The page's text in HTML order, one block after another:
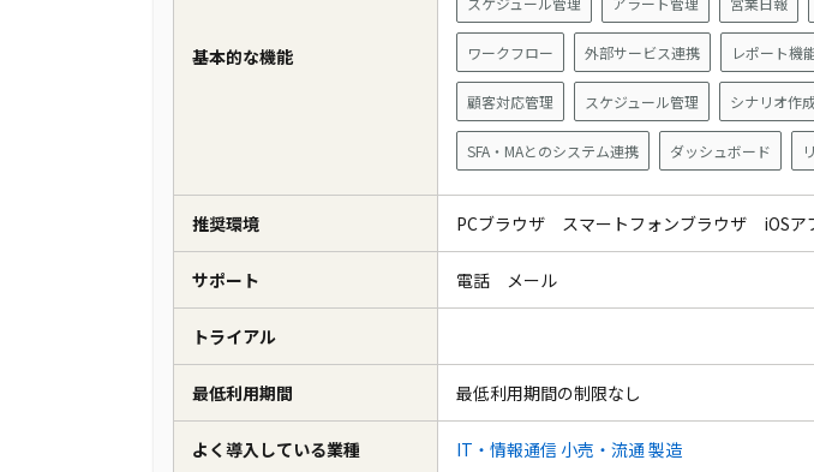
基本的な機能 ワークフロー 外部サービス連携 レポート機
顧客対応管理 スケジュール管理 シナリオ作
SFA・MAとのシステム連携 ダッシュボード
推奨環境 PCブラウザ スマートフォンブラウザ iOS
サポート 電話 メール
トライアル
最低利用期間 最低利用期間の制限なし
よく導入している業種 IT・情報通信 小売・流通 製造